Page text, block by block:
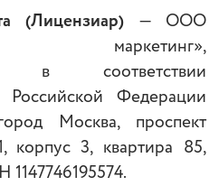
(Лицензиар) — ООО
в соответствии
Российской Федерации
Москва, проспект
корпус 3, квартира 85,